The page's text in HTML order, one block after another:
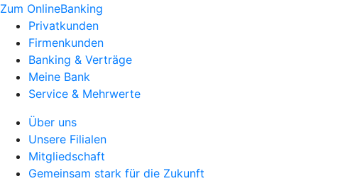
Zum OnlineBanking
Privatkunden
Firmenkunden
Banking & Verträge
Meine Bank
Service & Mehrwerte
Über uns
Unsere Filialen
Mitgliedschaft
Gemeinsam stark für die Zukunft